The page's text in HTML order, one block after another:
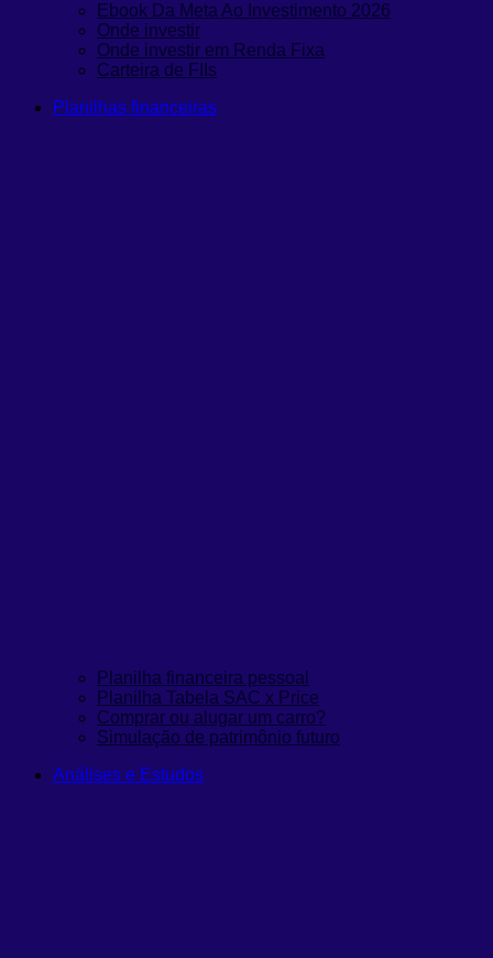
Ebook Da Meta Ao Investimento 2026
Onde investir
Onde investir em Renda Fixa
Carteira de FIIs
Planilhas financeiras
Planilha financeira pessoal
Planilha Tabela SAC x Price
Comprar ou alugar um carro?
Simulação de patrimônio futuro
Análises e Estudos